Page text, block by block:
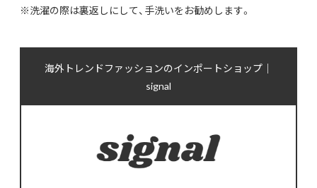
※洗濯の際は裏返しにして、手洗いをお勧めします。
海外トレンドファッションのインポートショップ｜
signal